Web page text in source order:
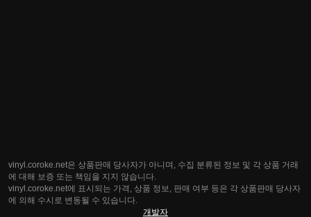
vinyl.coroke.net은 상품판매 당사자가 아니며, 수집 분류된 정보 및 각 상품 거래
에 대해 보증 또는 책임을 지지 않습니다.
vinyl.coroke.net에 표시되는 가격, 상품 정보, 판매 여부 등은 각 상품판매 당사자
에 의해 수시로 변동될 수 있습니다.
개발자